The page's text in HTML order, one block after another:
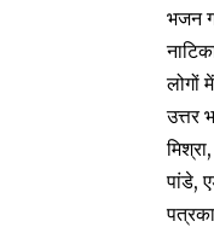
भजन
लोगों
उत्तर
पांडे,